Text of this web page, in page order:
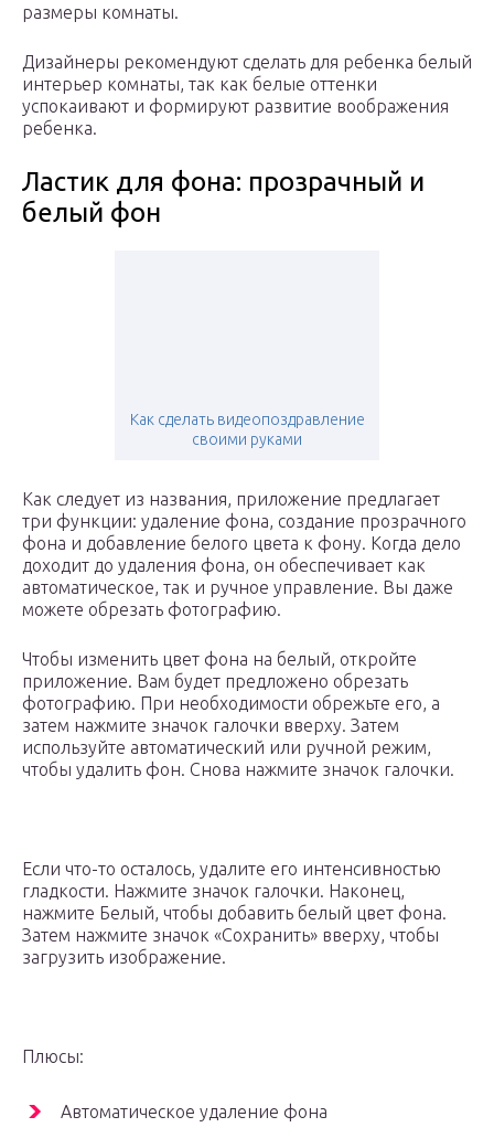
размеры комнаты.
Дизайнеры рекомендуют сделать для ребенка белый
интерьер комнаты, так как белые оттенки
успокаивают и формируют развитие воображения
ребенка.
Ластик для фона: прозрачный и
белый фон
Как сделать видеопоздравление
своими руками
Как следует из названия, приложение предлагает
три функции: удаление фона, создание прозрачного
фона и добавление белого цвета к фону. Когда дело
доходит до удаления фона, он обеспечивает как
автоматическое, так и ручное управление. Вы даже
можете обрезать фотографию.
Чтобы изменить цвет фона на белый, откройте
приложение. Вам будет предложено обрезать
фотографию. При необходимости обрежьте его, а
затем нажмите значок галочки вверху. Затем
используйте автоматический или ручной режим,
чтобы удалить фон. Снова нажмите значок галочки.
Если что-то осталось, удалите его интенсивностью
гладкости. Нажмите значок галочки. Наконец,
нажмите Белый, чтобы добавить белый цвет фона.
Затем нажмите значок «Сохранить» вверху, чтобы
загрузить изображение.
Плюсы:
Автоматическое удаление фона